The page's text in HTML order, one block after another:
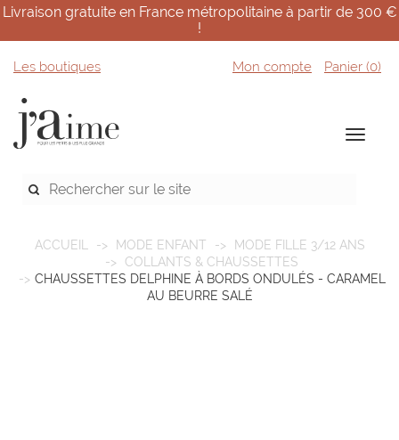
Livraison gratuite en France métropolitaine à partir de 300 €
!
Les boutiques Mon compte Panier (0)
ACCUEIL MODE ENFANT
MODE FILLE 3/12 ANS
COLLANTS & CHAUSSETTES
CHAUSSETTES DELPHINE À BORDS ONDULÉS - CARAMEL
AU BEURRE SALÉ